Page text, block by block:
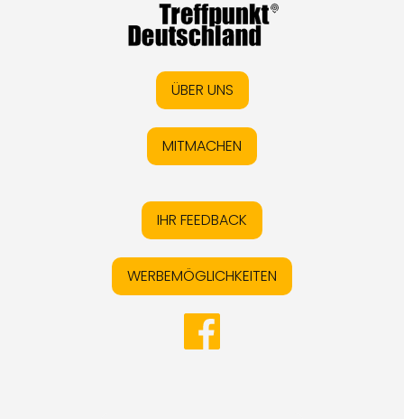
ÜBER UNS
MITMACHEN
IHR FEEDBACK
WERBEMÖGLICHKEITEN